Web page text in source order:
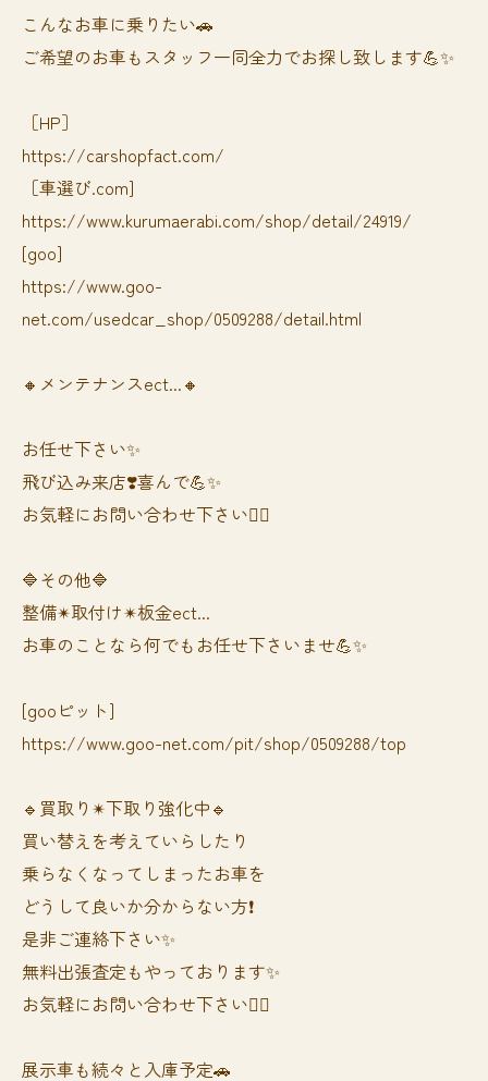
⁡⁡⁡こんなお車に乗りたい🚗
ご希望のお車もスタッフ一同全力でお探し致します💪✨
［HP］
https://carshopfact.com/
［車選び.com]
https://www.kurumaerabi.com/shop/detail/24919/
[goo]
https://www.goo-
net.com/usedcar_shop/0509288/detail.html
🔸メンテナンスect...🔸
お任せ下さい✨
飛び込み来店❣️喜んで💪✨
お気軽にお問い合わせ下さい🙆‍♀️
🔷その他🔷
整備✴︎取付け✴︎板金ect...
お車のことなら何でもお任せ下さいませ💪✨
[gooピット]
https://www.goo-net.com/pit/shop/0509288/top
🔹買取り✴︎下取り強化中🔹
買い替えを考えていらしたり
乗らなくなってしまったお車を
どうして良いか分からない方❗️
是非ご連絡下さい✨
無料出張査定もやっております✨
お気軽にお問い合わせ下さい🙆‍♀️
展示車も続々と入庫予定🚗